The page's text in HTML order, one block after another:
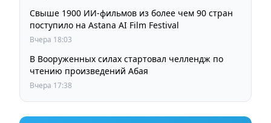
Свыше 1900 ИИ-фильмов из более чем 90 стран
поступило на Astana AI Film Festival
Вчера 18:03
В Вооруженных силах стартовал челлендж по
чтению произведений Абая
Вчера 17:38